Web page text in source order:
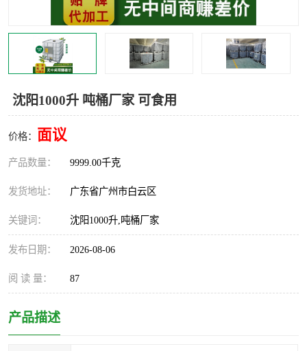
沈阳1000升 吨桶厂家 可食用
价格： 面议
产品数量： 9999.00千克
发货地址： 广东省广州市白云区
关键词： 沈阳1000升,吨桶厂家
发布日期： 2026-08-06
阅 读 量： 87
产品描述